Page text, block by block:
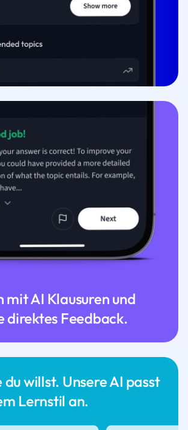
du willst. Unsere AI passt
Lernstil an.
mit AI Klausuren und
direktes Feedback.